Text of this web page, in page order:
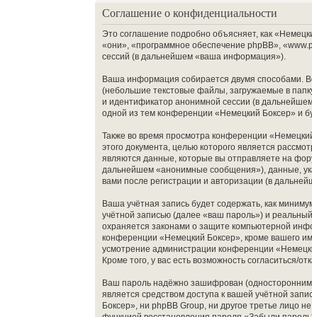
Соглашение о конфиденциальности
Это соглашение подробно объясняет, как
«они», «программное обеспечение phpBB»,
сессий (в дальнейшем «ваша информация»).
Ваша информация собирается двумя способами.
(небольшие текстовые файлы, загружаемые в
и идентификатор анонимной сессии (в
одной из тем конференции «Немецкий Боксер» и
Также во время просмотра конференции
этого документа, целью которого является
являются данные, которые вы отправляете на
дальнейшем «анонимные сообщения»), данные,
вами после регистрации и авторизации (в
Ваша учётная запись будет содержать, как
учётной записью (далее «ваш пароль») и
охраняется законами о защите компьютерной
конференции «Немецкий Боксер», кроме вашего
усмотрение администрации конференции
Кроме того, у вас есть возможность согласиться/
Ваш пароль надёжно зашифрован (односторонним
является средством доступа к вашей учётной
Боксер», ни phpBB Group, ни другое третье лицо